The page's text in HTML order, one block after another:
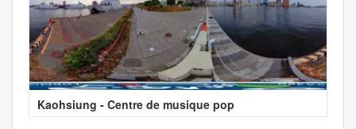
Kaohsiung - Centre de musique pop